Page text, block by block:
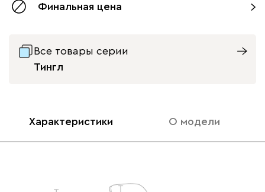
Финальная цена
Все товары серии
Тингл
Характеристики О модели